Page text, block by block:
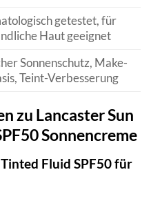
getestet, für
Haut geeignet
Sonnenschutz, Make-
Teint-Verbesserung
zu Lancaster Sun
Sonnencreme
Fluid SPF50 für